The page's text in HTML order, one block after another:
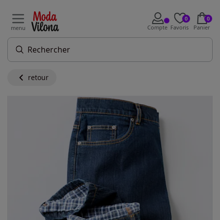
menu Compte
0
Favoris
0
Panier
retour